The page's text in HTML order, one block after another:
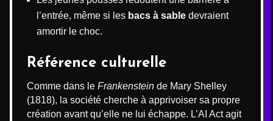
l’entrée, même si les bacs à sable devraient
amortir le choc.
Référence culturelle
Comme dans le Frankenstein de Mary Shelley
(1818), la société cherche à apprivoiser sa propre
création avant qu’elle ne lui échappe. L’AI Act agit